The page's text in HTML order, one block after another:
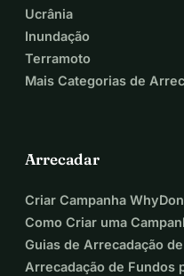
Ucrânia
Inundação
Terramoto
Mais Categorias de
Arrecadar
Criar Campanha
Como Criar uma
Guias de Arrecadação
Arrecadação de Fundos